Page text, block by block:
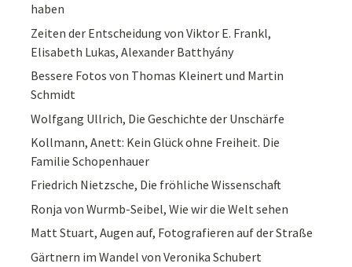
haben
Zeiten der Entscheidung von Viktor E. Frankl,
Elisabeth Lukas, Alexander Batthyány
Bessere Fotos von Thomas Kleinert und Martin
Schmidt
Wolfgang Ullrich, Die Geschichte der Unschärfe
Kollmann, Anett: Kein Glück ohne Freiheit. Die
Familie Schopenhauer
Friedrich Nietzsche, Die fröhliche Wissenschaft
Ronja von Wurmb-Seibel, Wie wir die Welt sehen
Matt Stuart, Augen auf, Fotografieren auf der Straße
Gärtnern im Wandel von Veronika Schubert